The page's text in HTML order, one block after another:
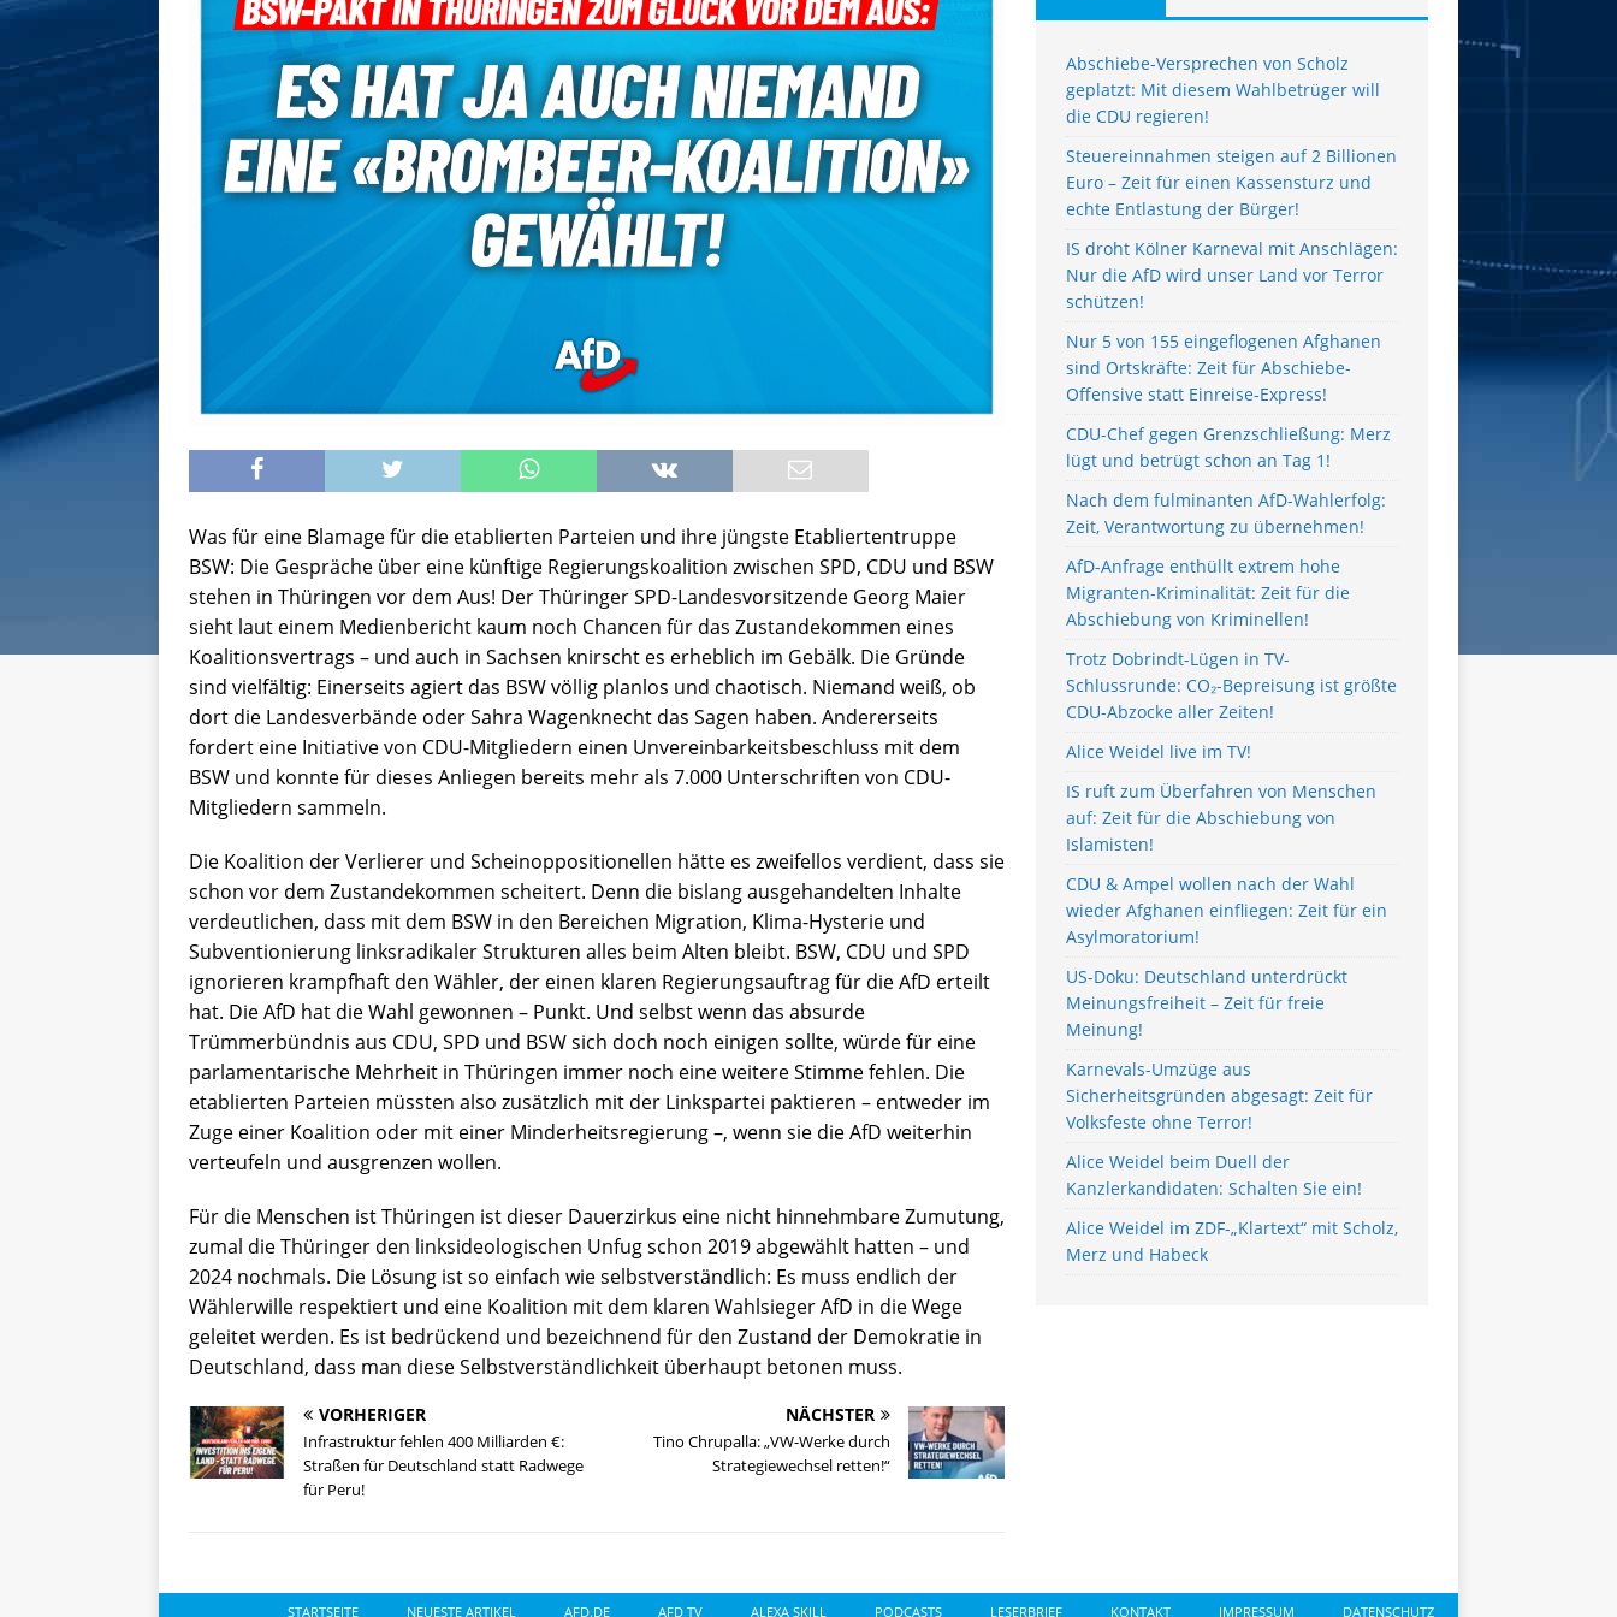
Was für eine Blamage für die etablierten Parteien und ihre jüngste Etabliertentruppe
BSW: Die Gespräche über eine künftige Regierungskoalition zwischen SPD, CDU und BSW
stehen in Thüringen vor dem Aus! Der Thüringer SPD-Landesvorsitzende Georg Maier
sieht laut einem Medienbericht kaum noch Chancen für das Zustandekommen eines
Koalitionsvertrags – und auch in Sachsen knirscht es erheblich im Gebälk. Die Gründe
sind vielfältig: Einerseits agiert das BSW völlig planlos und chaotisch. Niemand weiß, ob
dort die Landesverbände oder Sahra Wagenknecht das Sagen haben. Andererseits
fordert eine Initiative von CDU-Mitgliedern einen Unvereinbarkeitsbeschluss mit dem
BSW und konnte für dieses Anliegen bereits mehr als 7.000 Unterschriften von CDU-
Mitgliedern sammeln.
Die Koalition der Verlierer und Scheinoppositionellen hätte es zweifellos verdient, dass sie
schon vor dem Zustandekommen scheitert. Denn die bislang ausgehandelten Inhalte
verdeutlichen, dass mit dem BSW in den Bereichen Migration, Klima-Hysterie und
Subventionierung linksradikaler Strukturen alles beim Alten bleibt. BSW, CDU und SPD
ignorieren krampfhaft den Wähler, der einen klaren Regierungsauftrag für die AfD erteilt
hat. Die AfD hat die Wahl gewonnen – Punkt. Und selbst wenn das absurde
Trümmerbündnis aus CDU, SPD und BSW sich doch noch einigen sollte, würde für eine
parlamentarische Mehrheit in Thüringen immer noch eine weitere Stimme fehlen. Die
etablierten Parteien müssten also zusätzlich mit der Linkspartei paktieren – entweder im
Zuge einer Koalition oder mit einer Minderheitsregierung –, wenn sie die AfD weiterhin
verteufeln und ausgrenzen wollen.
Für die Menschen ist Thüringen ist dieser Dauerzirkus eine nicht hinnehmbare Zumutung,
zumal die Thüringer den linksideologischen Unfug schon 2019 abgewählt hatten – und
2024 nochmals. Die Lösung ist so einfach wie selbstverständlich: Es muss endlich der
Wählerwille respektiert und eine Koalition mit dem klaren Wahlsieger AfD in die Wege
geleitet werden. Es ist bedrückend und bezeichnend für den Zustand der Demokratie in
Deutschland, dass man diese Selbstverständlichkeit überhaupt betonen muss.
VORHERIGER
Infrastruktur fehlen 400 Milliarden €:
Straßen für Deutschland statt Radwege
für Peru!
NÄCHSTER
Tino Chrupalla: „VW-Werke durch
Strategiewechsel retten!“
Abschiebe-Versprechen von Scholz
geplatzt: Mit diesem Wahlbetrüger will
die CDU regieren!
Steuereinnahmen steigen auf 2 Billionen
Euro – Zeit für einen Kassensturz und
echte Entlastung der Bürger!
IS droht Kölner Karneval mit Anschlägen:
Nur die AfD wird unser Land vor Terror
schützen!
Nur 5 von 155 eingeflogenen Afghanen
sind Ortskräfte: Zeit für Abschiebe-
Offensive statt Einreise-Express!
CDU-Chef gegen Grenzschließung: Merz
lügt und betrügt schon an Tag 1!
Nach dem fulminanten AfD-Wahlerfolg:
Zeit, Verantwortung zu übernehmen!
AfD-Anfrage enthüllt extrem hohe
Migranten-Kriminalität: Zeit für die
Abschiebung von Kriminellen!
Trotz Dobrindt-Lügen in TV-
Schlussrunde: CO₂-Bepreisung ist größte
CDU-Abzocke aller Zeiten!
Alice Weidel live im TV!
IS ruft zum Überfahren von Menschen
auf: Zeit für die Abschiebung von
Islamisten!
CDU & Ampel wollen nach der Wahl
wieder Afghanen einfliegen: Zeit für ein
Asylmoratorium!
US-Doku: Deutschland unterdrückt
Meinungsfreiheit – Zeit für freie
Meinung!
Karnevals-Umzüge aus
Sicherheitsgründen abgesagt: Zeit für
Volksfeste ohne Terror!
Alice Weidel beim Duell der
Kanzlerkandidaten: Schalten Sie ein!
Alice Weidel im ZDF-„Klartext“ mit Scholz,
Merz und Habeck
STARTSEITE NEUESTE ARTIKEL AFD.DE AFD TV ALEXA SKILL PODCASTS LESERBRIEF KONTAKT IMPRESSUM DATENSCHUTZ